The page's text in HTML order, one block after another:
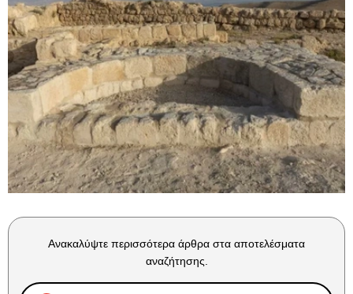
Ανακαλύψτε περισσότερα άρθρα στα αποτελέσματα
αναζήτησης.